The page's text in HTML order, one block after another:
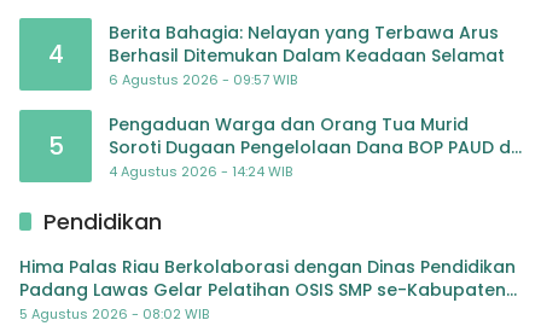
4
Berita Bahagia: Nelayan yang Terbawa Arus
Berhasil Ditemukan Dalam Keadaan Selamat
6 Agustus 2026 - 09:57 WIB
5
Pengaduan Warga dan Orang Tua Murid
Soroti Dugaan Pengelolaan Dana BOP PAUD di
TK Al-Ikhlas Tapanuli Selatan
4 Agustus 2026 - 14:24 WIB
Pendidikan
Hima Palas Riau Berkolaborasi dengan Dinas Pendidikan
Padang Lawas Gelar Pelatihan OSIS SMP se-Kabupaten
Padang Lawas
5 Agustus 2026 - 08:02 WIB